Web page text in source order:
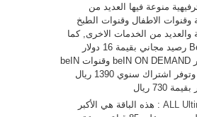
ترفيهية منوعة فيها العديد من
وقنوات الاطفال وقنوات الطبخ
والعديد من الخدمات الاخرى, كما
وستقدم لكم Bein رصيد مجاني بقيمة 16 دولار
أمريكي في متجر beIN ON DEMAND وقنوات beIN
BOX OFFICE. وتوفر اشتراك سنوي 1390 ريال
: هذه الباقة هي الأكبر